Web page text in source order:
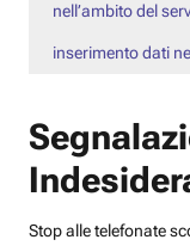
nell’ambito del
inserimento dati
Stop alle telefonate